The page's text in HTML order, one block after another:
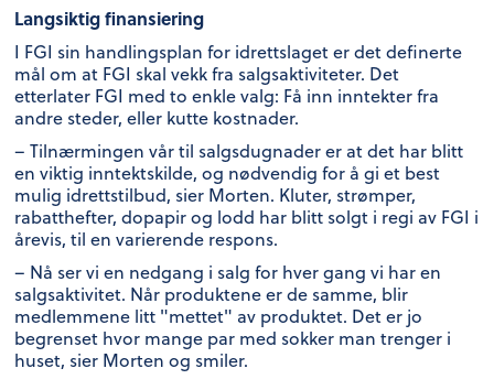
Langsiktig finansiering
I FGI sin handlingsplan for idrettslaget er det definerte
mål om at FGI skal vekk fra salgsaktiviteter. Det
etterlater FGI med to enkle valg: Få inn inntekter fra
andre steder, eller kutte kostnader.
– Tilnærmingen vår til salgsdugnader er at det har blitt
en viktig inntektskilde, og nødvendig for å gi et best
mulig idrettstilbud, sier Morten. Kluter, strømper,
rabatthefter, dopapir og lodd har blitt solgt i regi av FGI i
årevis, til en varierende respons.
– Nå ser vi en nedgang i salg for hver gang vi har en
salgsaktivitet. Når produktene er de samme, blir
medlemmene litt "mettet" av produktet. Det er jo
begrenset hvor mange par med sokker man trenger i
huset, sier Morten og smiler.